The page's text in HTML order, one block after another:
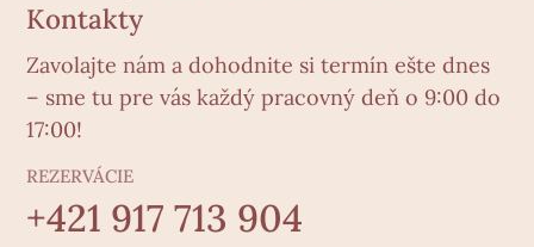
Kontakty
Zavolajte nám a dohodnite si termín ešte dnes
– sme tu pre vás každý pracovný deň o 9:00 do
17:00!
REZERVÁCIE
+421 917 713 904